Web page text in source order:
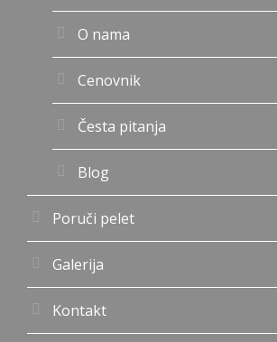
O nama
Cenovnik
Česta pitanja
Blog
Poruči pelet
Galerija
Kontakt